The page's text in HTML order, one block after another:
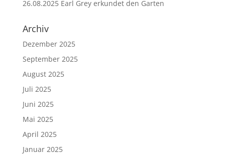
26.08.2025 Earl Grey erkundet den Garten
Archiv
Dezember 2025
September 2025
August 2025
Juli 2025
Juni 2025
Mai 2025
April 2025
Januar 2025